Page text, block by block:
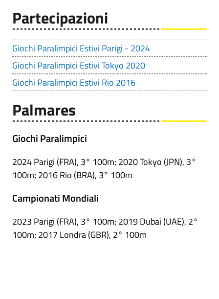
Partecipazioni
Giochi Paralimpici Estivi Parigi - 2024
Giochi Paralimpici Estivi Tokyo 2020
Giochi Paralimpici Estivi Rio 2016
Palmares
Giochi Paralimpici
2024 Parigi (FRA), 3° 100m; 2020 Tokyo (JPN), 3°
100m; 2016 Rio (BRA), 3° 100m
Campionati Mondiali
2023 Parigi (FRA), 3° 100m; 2019 Dubai (UAE), 2°
100m; 2017 Londra (GBR), 2° 100m